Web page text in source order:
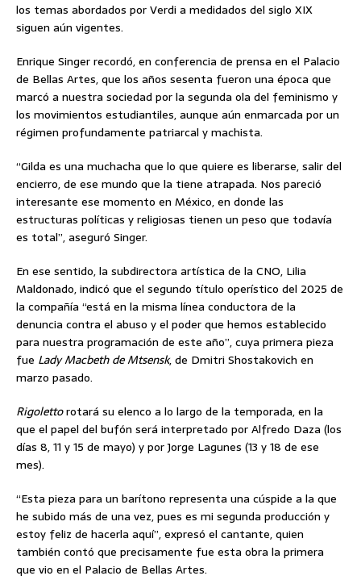
los temas abordados por Verdi a medidados del siglo XIX
siguen aún vigentes.
Enrique Singer recordó, en conferencia de prensa en el Palacio
de Bellas Artes, que los años sesenta fueron una época que
marcó a nuestra sociedad por la segunda ola del feminismo y
los movimientos estudiantiles, aunque aún enmarcada por un
régimen profundamente patriarcal y machista.
“Gilda es una muchacha que lo que quiere es liberarse, salir del
encierro, de ese mundo que la tiene atrapada. Nos pareció
interesante ese momento en México, en donde las
estructuras políticas y religiosas tienen un peso que todavía
es total”, aseguró Singer.
En ese sentido, la subdirectora artística de la CNO, Lilia
Maldonado, indicó que el segundo título operístico del 2025 de
la compañía “está en la misma línea conductora de la
denuncia contra el abuso y el poder que hemos establecido
para nuestra programación de este año”, cuya primera pieza
fue Lady Macbeth de Mtsensk, de Dmitri Shostakovich en
marzo pasado.
Rigolettorotará su elenco a lo largo de la temporada, en la
que el papel del bufón será interpretado por Alfredo Daza (los
días 8, 11 y 15 de mayo) y por Jorge Lagunes (13 y 18 de ese
mes).
“Esta pieza para un barítono representa una cúspide a la que
he subido más de una vez, pues es mi segunda producción y
estoy feliz de hacerla aquí”, expresó el cantante, quien
también contó que precisamente fue esta obra la primera
que vio en el Palacio de Bellas Artes.